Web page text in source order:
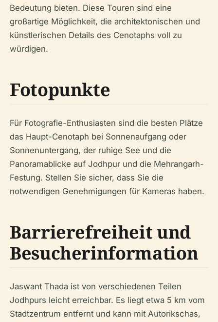
Bedeutung bieten. Diese Touren sind eine
großartige Möglichkeit, die architektonischen und
künstlerischen Details des Cenotaphs voll zu
würdigen.
Fotopunkte
Für Fotografie-Enthusiasten sind die besten Plätze
das Haupt-Cenotaph bei Sonnenaufgang oder
Sonnenuntergang, der ruhige See und die
Panoramablicke auf Jodhpur und die Mehrangarh-
Festung. Stellen Sie sicher, dass Sie die
notwendigen Genehmigungen für Kameras haben.
Barrierefreiheit und
Besucherinformation
Jaswant Thada ist von verschiedenen Teilen
Jodhpurs leicht erreichbar. Es liegt etwa 5 km vom
Stadtzentrum entfernt und kann mit Autorikschas,